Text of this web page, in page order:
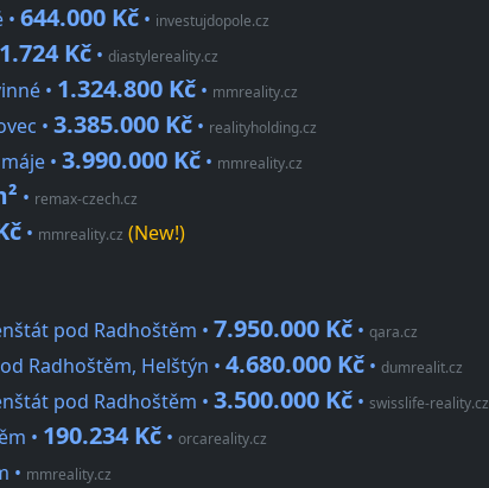
644.000 Kč • investujdopole.cz
Kč • diastylereality.cz
• 1.324.800 Kč • mmreality.cz
• 3.385.000 Kč • realityholding.cz
• 3.990.000 Kč • mmreality.cz
• remax-czech.cz
• mmreality.cz (New!)
pod Radhoštěm • 7.950.000 Kč • qara.cz
Radhoštěm, Helštýn • 4.680.000 Kč • dumrealit.cz
pod Radhoštěm • 3.500.000 Kč • swisslife-reality.cz
• 190.234 Kč • orcareality.cz
• mmreality.cz